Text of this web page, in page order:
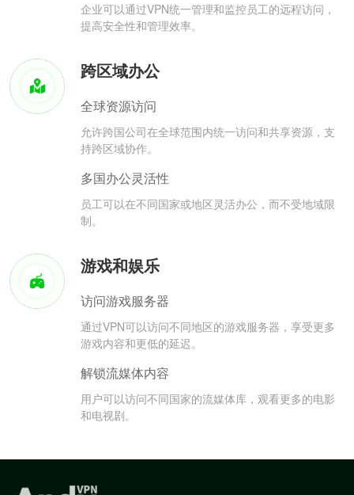
企业可以通过VPN统一管理和监控员工的远程访问，
提高安全性和管理效率。
跨区域办公
全球资源访问
允许跨国公司在全球范围内统一访问和共享资源，支
持跨区域协作。
多国办公灵活性
员工可以在不同国家或地区灵活办公，而不受地域限
制。
游戏和娱乐
访问游戏服务器
通过VPN可以访问不同地区的游戏服务器，享受更多
游戏内容和更低的延迟。
解锁流媒体内容
用户可以访问不同国家的流媒体库，观看更多的电影
和电视剧。